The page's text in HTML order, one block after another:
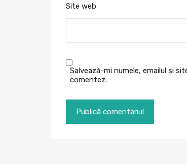
Site web
Salvează-mi numele, emailul și
comentez.